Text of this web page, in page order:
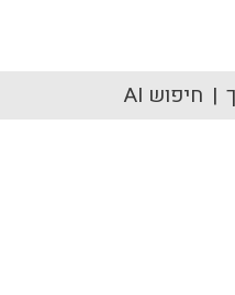
חיפוש AI